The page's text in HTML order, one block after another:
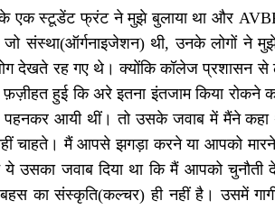
के एक स्टूडेंट फ्रंट ने मुझे बुलाया था और
संस्था(ऑर्गनाइजेशन) थी, उनके लोगों ने
देखते रह गए थे। क्योंकि कॉलेज प्रशासन
हुई कि अरे इतना इंतजाम किया रोकने
पहनकर आयी थीं। तो उसके जवाब में मैंने
चाहते। मैं आपसे झगड़ा करने या आपको
ये उसका जवाब दिया था कि मैं आपको
का संस्कृति(कल्चर) ही नहीं है। उसमें